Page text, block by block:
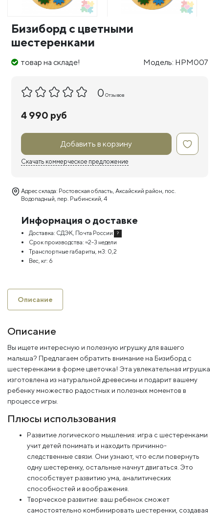
Бизиборд с цветными
шестеренками
товар на складе! Модель: НРМ007
0 Отзывов
4 990 руб
Добавить в корзину
Скачать коммерческое предложение
Адрес склада: Ростовская область, Аксайский район, пос.
Водопадный, пер. Рыбинский, 4
Информация о доставке
Доставка: СДЭК, Почта России ?
Срок производства: ≈2-3 недели
Транспортные габариты, м3: 0,2
Вес, кг: 6
Описание
Описание
Вы ищете интересную и полезную игрушку для вашего
малыша? Предлагаем обратить внимание на Бизиборд с
шестеренками в форме цветочка! Эта увлекательная игрушка
изготовлена из натуральной древесины и подарит вашему
ребенку множество радостных и полезных моментов в
процессе игры.
Плюсы использования
Развитие логического мышления: игра с шестеренками
учит детей понимать и находить причинно-
следственные связи. Они узнают, что если повернуть
одну шестеренку, остальные начнут двигаться. Это
способствует развитию ума, аналитических
способностей и воображения.
Творческое развитие: ваш ребенок сможет
самостоятельно комбинировать шестеренки, создавая